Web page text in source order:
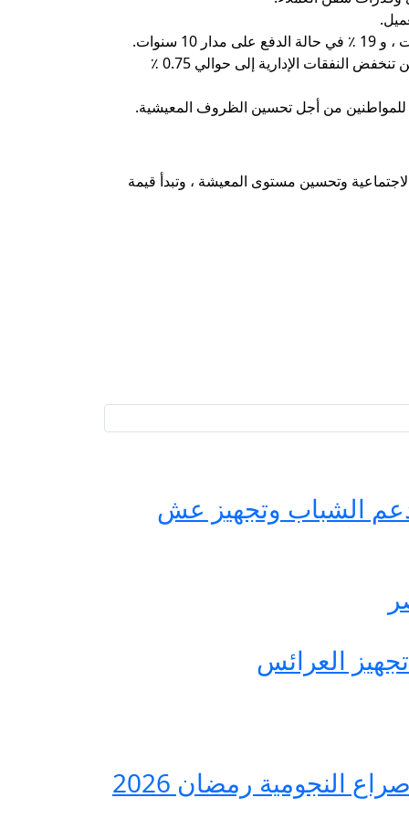
تصل النفقات الإدارية إلى تمويل بنسبة 1.5 ٪ من قيمة التمويل والدفع قبل أن يحصل العميل على نفس التمويل ، في حين تنخفض النفقات الإدارية إلى حوالي 0.75 ٪
وتحسين مستوى المعيشة ، وتبدأ قيمة
مصر لدعم الشباب وتجهيز عش
رمضان 2026